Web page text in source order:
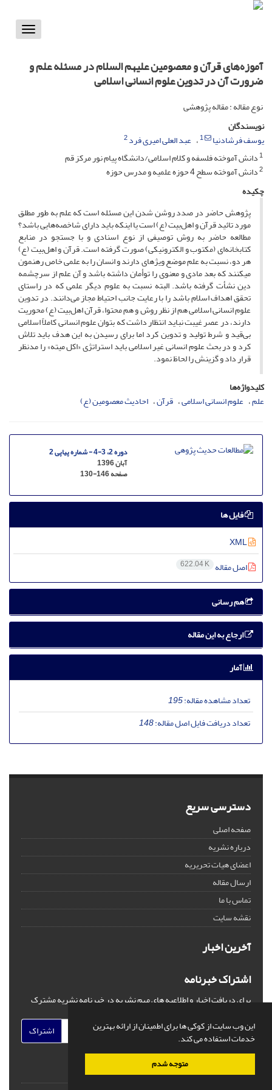
این وب سایت از کوکی ها برای اطمینان از ارائه بهترین
خدمات استفاده می کند.
متوجه شدم
Toggle
آموزه‌های قرآن و معصومین علیهم السلام در مسئله علم و
ضرورت آن در تدوین علوم انسانی اسلامی
نوع مقاله : مقاله پژوهشی
نویسندگان
یوسف فرشادنیا
1 عبد العلی امیری فرد2
1دانش آموخته فلسفه و کلام اسلامی/دانشگاه پیام نور مرکز قم
2دانش آموخته سطح 4 حوزه علمیه و مدرس حوزه
چکیده
پژوهش حاضر در صدد روشن شدن این مسئله است که علم به طور مطلق
مورد تائید قرآن و اهل‌بیت (ع) است یا اینکه باید دارای شاخصه‌هایی باشد؟
مطالعه حاضر به روش توصیفی از نوع اسنادی و با جستجو در منابع
کتابخانه‌ای (مکتوب و الکترونیکی) صورت گرفته است. قرآن و اهل‌بیت (ع)
هر دو، نسبت به علم موضع ویژه­ای دارند و انسان را به علمی خاص رهنمون
می­کنند که بعد مادی و معنوی را توأمان داشته باشد و آن علم از سرچشمه
دین نشأت گرفته باشد. البته نسبت به علوم دیگر علمی که در راستای
تحقق اهداف اسلام باشد را با رعایت جانب احتیاط مجاز می‌دانند. در تدوین
علوم انسانی اسلامی هم از نظر روش و هم محتوا، قرآن اهل‌بیت (ع) محوریت
دارند، در عصر غیبت نباید انتظار داشت که بتوان علوم انسانی کاملاً اسلامی
بی‌قید و شرط تولید و تدوین کرد اما برای رسیدن به این هدف باید تلاش
کرد و در بحث علوم انسانی غیر اسلامی باید استراتژی «اکل میته» را مدنظر
قرار داد و گزینش را لحاظ نمود.
کلیدواژه‌ها
علم علوم انسانی اسلامی قرآن احادیث معصومین (ع)
دوره 2، 3-4 - شماره پیاپی 2
آبان 1396
صفحه130-146
فایل ها
اصل مقاله 622.04 K
هم رسانی
ارجاع به این مقاله
آمار
تعداد مشاهده مقاله:195
تعداد دریافت فایل اصل مقاله:148
دسترسی سریع
صفحه اصلی
درباره نشریه
اعضای هیات تحریریه
ارسال مقاله
تماس با ما
نقشه سایت
آخرین اخبار
اشتراک خبرنامه
برای دریافت اخبار و اطلاعیه های مهم نشریه در خبرنامه نشریه مشترک
اشتراک